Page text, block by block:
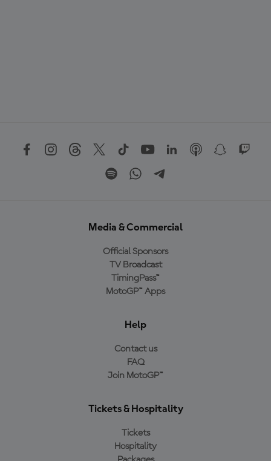
Media & Commercial
Official Sponsors
TV Broadcast
TimingPass™
MotoGP™ Apps
Help
Contact us
FAQ
Join MotoGP™
Tickets & Hospitality
Tickets
Hospitality